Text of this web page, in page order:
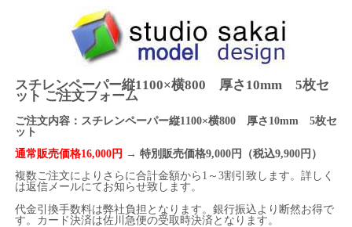
スチレンペーパー縦1100×横800 厚さ10mm 5枚セ
ット ご注文フォーム
ご注文内容：スチレンペーパー縦1100×横800 厚さ10mm 5枚セ
ット
通常販売価格16,000円 → 特別販売価格9,000円（税込9,900円）
複数ご注文によりさらに合計金額から1～3割引致します。詳しく
は返信メールにてお知らせ致します。
代金引換手数料は弊社負担となります。銀行振込より断然お得で
す。カード決済は佐川急便の受取時決済となります。